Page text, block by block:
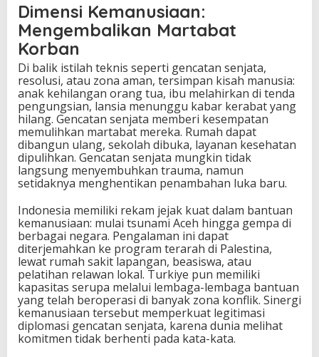
Dimensi Kemanusiaan:
Mengembalikan Martabat
Korban
Di balik istilah teknis seperti gencatan senjata,
resolusi, atau zona aman, tersimpan kisah manusia:
anak kehilangan orang tua, ibu melahirkan di tenda
pengungsian, lansia menunggu kabar kerabat yang
hilang. Gencatan senjata memberi kesempatan
memulihkan martabat mereka. Rumah dapat
dibangun ulang, sekolah dibuka, layanan kesehatan
dipulihkan. Gencatan senjata mungkin tidak
langsung menyembuhkan trauma, namun
setidaknya menghentikan penambahan luka baru.
Indonesia memiliki rekam jejak kuat dalam bantuan
kemanusiaan: mulai tsunami Aceh hingga gempa di
berbagai negara. Pengalaman ini dapat
diterjemahkan ke program terarah di Palestina,
lewat rumah sakit lapangan, beasiswa, atau
pelatihan relawan lokal. Turkiye pun memiliki
kapasitas serupa melalui lembaga-lembaga bantuan
yang telah beroperasi di banyak zona konflik. Sinergi
kemanusiaan tersebut memperkuat legitimasi
diplomasi gencatan senjata, karena dunia melihat
komitmen tidak berhenti pada kata-kata.